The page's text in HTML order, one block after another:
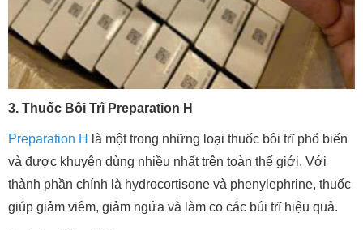
3. Thuốc Bôi Trĩ Preparation H
Preparation H
là một trong những loại thuốc bôi trĩ phổ biến
và được khuyên dùng nhiều nhất trên toàn thế giới. Với
thành phần chính là hydrocortisone và phenylephrine, thuốc
giúp giảm viêm, giảm ngứa và làm co các búi trĩ hiệu quả.